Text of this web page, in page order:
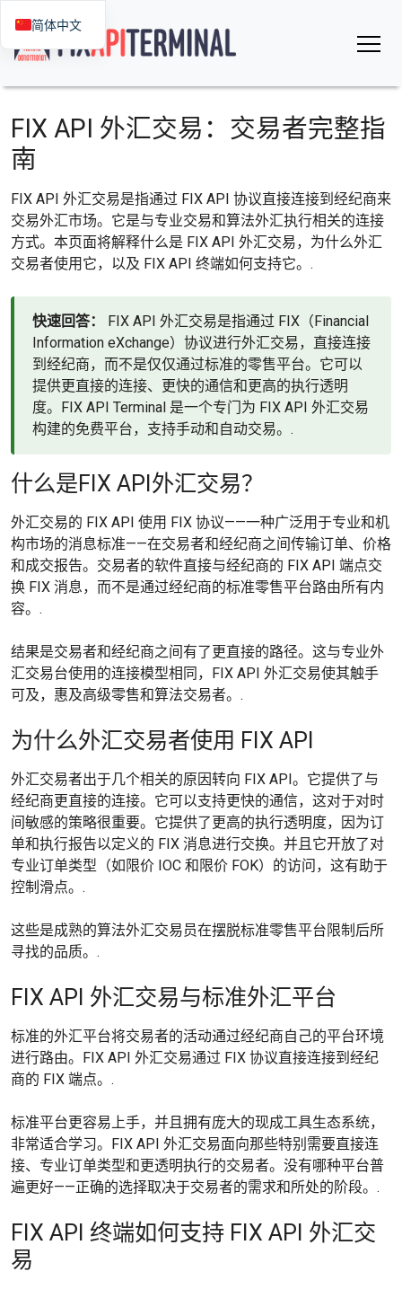
FIX API 外汇交易：交易者完整指
南
FIX API 外汇交易是指通过 FIX API 协议直接连接到经纪商来
交易外汇市场。它是与专业交易和算法外汇执行相关的连接
方式。本页面将解释什么是 FIX API 外汇交易，为什么外汇
交易者使用它，以及 FIX API 终端如何支持它。.
快速回答：
FIX API 外汇交易是指通过 FIX（Financial
Information eXchange）协议进行外汇交易，直接连接
到经纪商，而不是仅仅通过标准的零售平台。它可以
提供更直接的连接、更快的通信和更高的执行透明
度。FIX API Terminal 是一个专门为 FIX API 外汇交易
构建的免费平台，支持手动和自动交易。.
什么是FIX API外汇交易？
外汇交易的 FIX API 使用 FIX 协议——一种广泛用于专业和机
构市场的消息标准——在交易者和经纪商之间传输订单、价格
和成交报告。交易者的软件直接与经纪商的 FIX API 端点交
换 FIX 消息，而不是通过经纪商的标准零售平台路由所有内
容。.
结果是交易者和经纪商之间有了更直接的路径。这与专业外
汇交易台使用的连接模型相同，FIX API 外汇交易使其触手
可及，惠及高级零售和算法交易者。.
为什么外汇交易者使用 FIX API
外汇交易者出于几个相关的原因转向 FIX API。它提供了与
经纪商更直接的连接。它可以支持更快的通信，这对于对时
间敏感的策略很重要。它提供了更高的执行透明度，因为订
单和执行报告以定义的 FIX 消息进行交换。并且它开放了对
专业订单类型（如限价 IOC 和限价 FOK）的访问，这有助于
控制滑点。.
这些是成熟的算法外汇交易员在摆脱标准零售平台限制后所
寻找的品质。.
FIX API 外汇交易与标准外汇平台
标准的外汇平台将交易者的活动通过经纪商自己的平台环境
进行路由。FIX API 外汇交易通过 FIX 协议直接连接到经纪
商的 FIX 端点。.
标准平台更容易上手，并且拥有庞大的现成工具生态系统，
非常适合学习。FIX API 外汇交易面向那些特别需要直接连
接、专业订单类型和更透明执行的交易者。没有哪种平台普
遍更好——正确的选择取决于交易者的需求和所处的阶段。.
FIX API 终端如何支持 FIX API 外汇交
易
简体中文